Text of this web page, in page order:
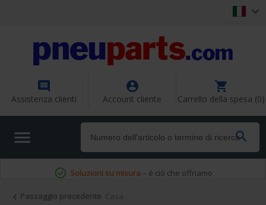


Assistenza clienti

Account cliente

Carrello della spesa (0)
 
Soluzioni su misura– è ciò che offriamo
 Passaggio precedente Casa